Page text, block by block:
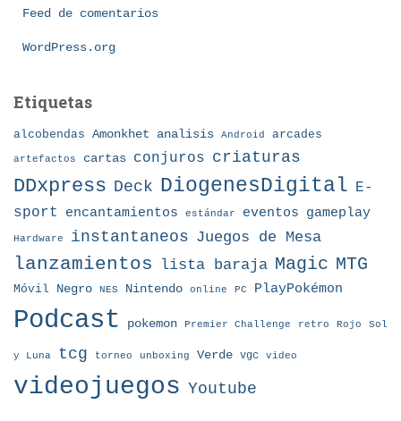
Feed de comentarios
WordPress.org
Etiquetas
alcobendas Amonkhet analisis Android arcades
artefactos cartas conjuros criaturas
DDxpress Deck DiogenesDigital E-
sport
encantamientos estándar eventos gameplay
Hardware instantaneos Juegos de Mesa
lanzamientos lista baraja Magic MTG
Móvil Negro NES Nintendo online PC PlayPokémon
Podcast pokemon Premier Challenge retro Rojo Sol
y Luna tcg torneo unboxing Verde vgc video
videojuegos Youtube